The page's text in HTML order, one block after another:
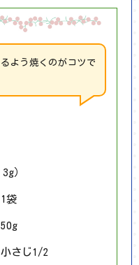
よう焼くのがコツで
）
1袋
50g
小さじ1/2